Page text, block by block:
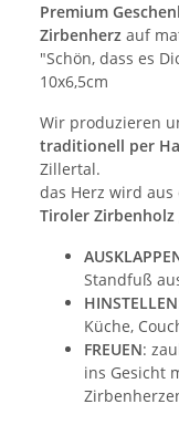
Premium
Zirbenherz auf
"Schön, dass es
10x6,5cm
Wir produzieren
traditionell per
Zillertal.
das Herz wird
Tiroler Zirbenholz
Standfuß
HINSTELLEN
Küche,
FREUEN:
ins Gesicht